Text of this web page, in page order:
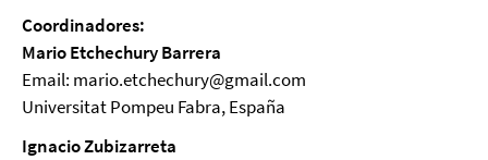
Coordinadores:
Mario Etchechury Barrera
Email: mario.etchechury@gmail.com
Universitat Pompeu Fabra, España
Ignacio Zubizarreta